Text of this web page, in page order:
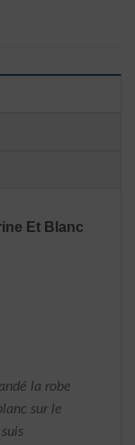
Et Blanc
la robe
sur le